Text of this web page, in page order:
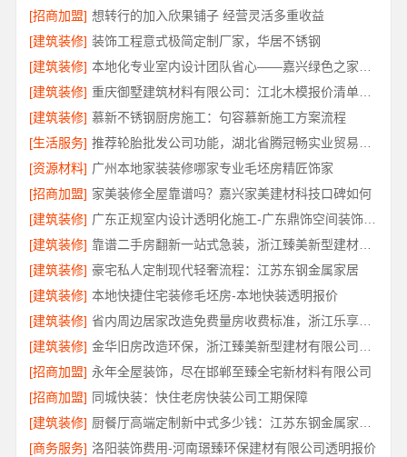
[招商加盟] 想转行的加入欣果铺子 经营灵活多重收益
[建筑装修] 装饰工程意式极简定制厂家，华居不锈钢
[建筑装修]
[建筑装修]
重庆御墅建筑材料有限公司：江北木模报价清单工期短
[建筑装修] 慕新不锈钢厨房施工：句容慕新施工方案流程
[生活服务]
[资源材料] 广州本地家装装修哪家专业毛坯房精匠饰家
[招商加盟] 家美装修全屋靠谱吗？嘉兴家美建材科技口碑如何
[建筑装修]
广东正规室内设计透明化施工-广东鼎饰空间装饰工程有限公司
[建筑装修]
靠谱二手房翻新一站式急装，浙江臻美新型建材有限公司快交付
[建筑装修] 豪宅私人定制现代轻奢流程：江苏东钢金属家居
[建筑装修] 本地快捷住宅装修毛坯房-本地快装透明报价
[建筑装修]
省内周边居家改造免费量房收费标准，浙江乐享新材料有限公司
[建筑装修]
[招商加盟] 永年全屋装饰，尽在邯郸至臻全宅新材料有限公司
[招商加盟] 同城快装：快住老房快装公司工期保障
[建筑装修]
[商务服务] 洛阳装饰费用-河南璟臻环保建材有限公司透明报价